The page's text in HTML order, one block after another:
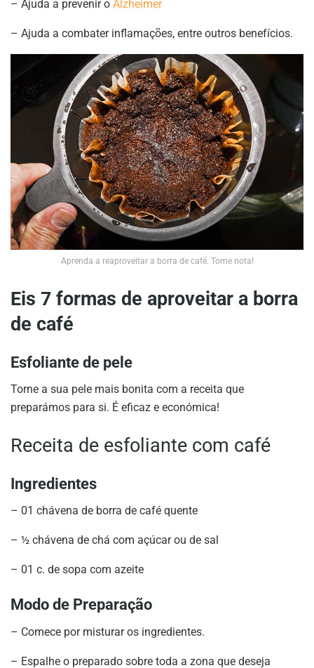
– Ajuda a prevenir o Alzheimer
– Ajuda a combater inflamações, entre outros benefícios.
Aprenda a reaproveitar a borra de café. Tome nota!
Eis 7 formas de aproveitar a borra
de café
Esfoliante de pele
Torne a sua pele mais bonita com a receita que
preparámos para si. É eficaz e económica!
Receita de esfoliante com café
Ingredientes
– 01 chávena de borra de café quente
– ½ chávena de chá com açúcar ou de sal
– 01 c. de sopa com azeite
Modo de Preparação
– Comece por misturar os ingredientes.
– Espalhe o preparado sobre toda a zona que deseja